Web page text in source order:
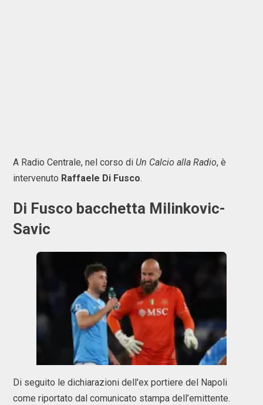
A Radio Centrale, nel corso di Un Calcio alla Radio, è
intervenuto Raffaele Di Fusco.
Di Fusco bacchetta Milinkovic-
Savic
Di seguito le dichiarazioni dell'ex portiere del Napoli
come riportato dal comunicato stampa dell’emittente.